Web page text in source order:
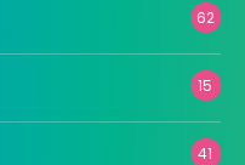
62
15
41